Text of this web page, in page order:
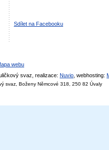
Sdílet na Facebooku
webu
svaz, realizace: Nuvio , webhosting:
svaz, Boženy Němcové 318, 250 82 Úvaly